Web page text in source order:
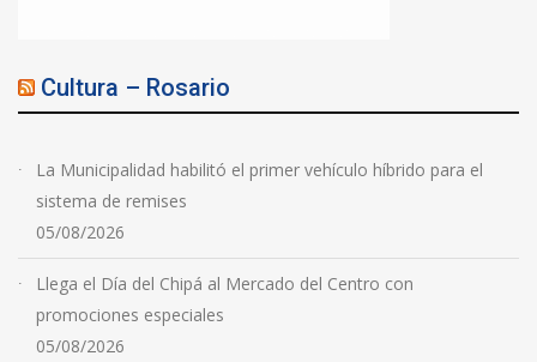
Cultura – Rosario
La Municipalidad habilitó el primer vehículo híbrido para el
sistema de remises
05/08/2026
Llega el Día del Chipá al Mercado del Centro con
promociones especiales
05/08/2026